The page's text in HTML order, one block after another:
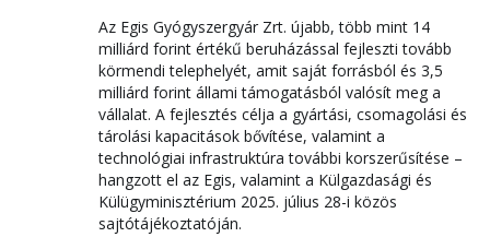
Az Egis Gyógyszergyár Zrt. újabb, több mint 14
milliárd forint értékű beruházással fejleszti tovább
körmendi telephelyét, amit saját forrásból és 3,5
milliárd forint állami támogatásból valósít meg a
vállalat. A fejlesztés célja a gyártási, csomagolási és
tárolási kapacitások bővítése, valamint a
technológiai infrastruktúra további korszerűsítése –
hangzott el az Egis, valamint a Külgazdasági és
Külügyminisztérium 2025. július 28-i közös
sajtótájékoztatóján.